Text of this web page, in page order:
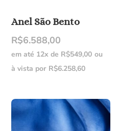
Anel São Bento
R$6.588,00
em até 12x de R$549,00 ou
à vista por R$6.258,60